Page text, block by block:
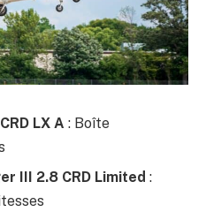
LX A : Boîte
III 2.8 CRD Limited :